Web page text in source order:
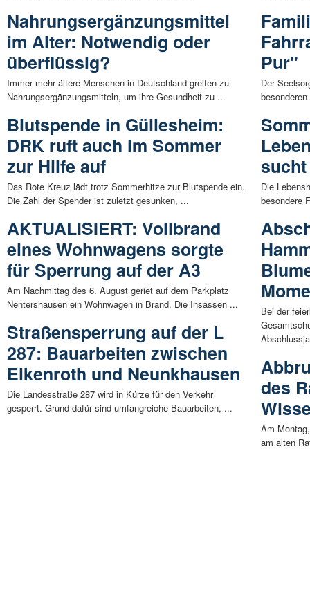
Nahrungsergänzungsmittel
im Alter: Notwendig oder
überflüssig?
Immer mehr ältere Menschen in Deutschland greifen zu
Nahrungsergänzungsmitteln, um ihre Gesundheit zu ...
Blutspende in Güllesheim:
DRK ruft auch im Sommer
zur Hilfe auf
Das Rote Kreuz lädt trotz Sommerhitze zur Blutspende ein.
Die Zahl der Spender ist zuletzt gesunken, ...
AKTUALISIERT: Vollbrand
eines Wohnwagens sorgte
für Sperrung auf der A3
Am Nachmittag des 6. August geriet auf dem Parkplatz
Nentershausen ein Wohnwagen in Brand. Die Insassen ...
Straßensperrung auf der L
287: Bauarbeiten zwischen
Elkenroth und Neunkhausen
Die Landesstraße 287 wird in Kürze für den Verkehr
gesperrt. Grund dafür sind umfangreiche Bauarbeiten, ...
Pur"
Der
Die
besondere
Bei der
des
Am
am alten